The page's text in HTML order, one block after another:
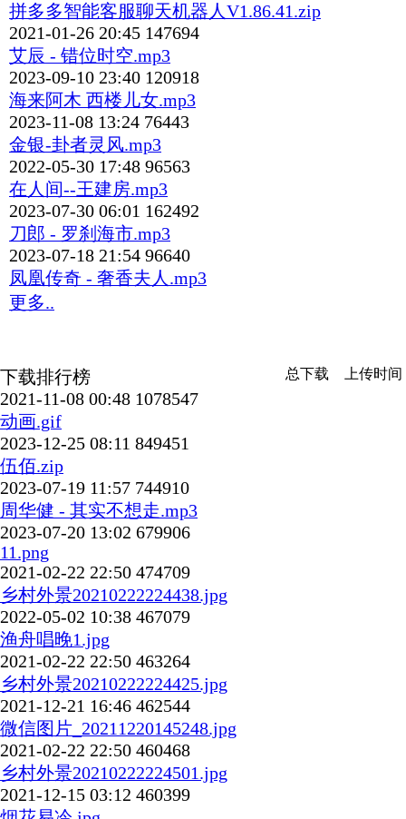
拼多多智能客服聊天机器人V1.86.41.zip
2021-01-26 20:45 147694
艾辰 - 错位时空.mp3
2023-09-10 23:40 120918
海来阿木 西楼儿女.mp3
2023-11-08 13:24 76443
金银-卦者灵风.mp3
2022-05-30 17:48 96563
在人间--王建房.mp3
2023-07-30 06:01 162492
刀郎 - 罗刹海市.mp3
2023-07-18 21:54 96640
凤凰传奇 - 奢香夫人.mp3
更多..
下载排行榜 上传时间
总下载
2021-11-08 00:48 1078547
动画.gif
2023-12-25 08:11 849451
伍佰.zip
2023-07-19 11:57 744910
周华健 - 其实不想走.mp3
2023-07-20 13:02 679906
11.png
2021-02-22 22:50 474709
乡村外景20210222224438.jpg
2022-05-02 10:38 467079
渔舟唱晚1.jpg
2021-02-22 22:50 463264
乡村外景20210222224425.jpg
2021-12-21 16:46 462544
微信图片_20211220145248.jpg
2021-02-22 22:50 460468
乡村外景20210222224501.jpg
2021-12-15 03:12 460399